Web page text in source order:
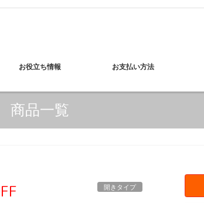
お役立ち情報 お支払い方法
商品一覧
開きタイプ